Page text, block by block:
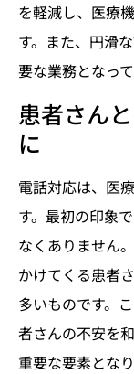
を軽減し、医療
す。また、円滑
要な業務となって
患者さん
に
電話対応は、医
す。最初の印象
なくありません
かけてくる患者
多いものです。
者さんの不安を
重要な要素となり